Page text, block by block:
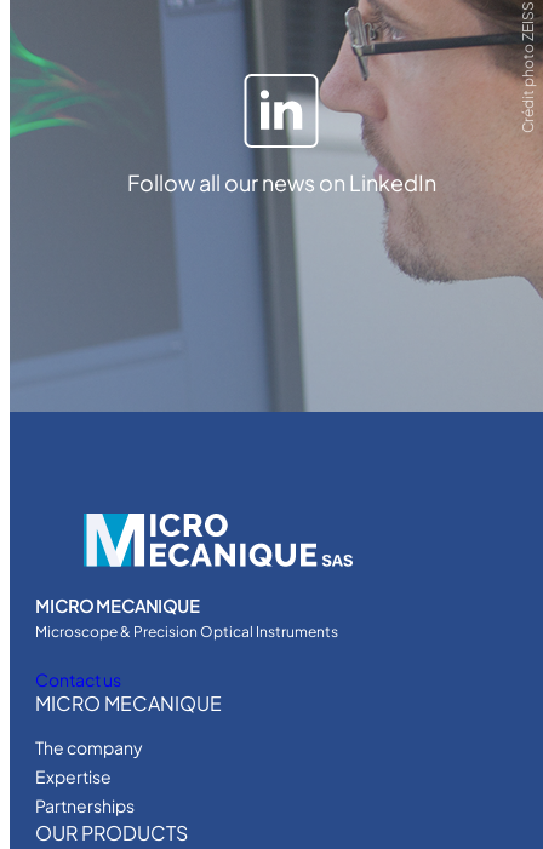
Follow all our news on LinkedIn
MICRO MECANIQUE
Microscope & Precision Optical Instruments
Contact us
MICRO MECANIQUE
The company
Expertise
Partnerships
OUR PRODUCTS
Crédit photo ZEISS